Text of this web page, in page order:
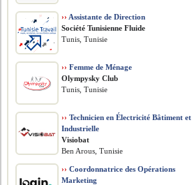
›› Assistante de Direction
Société Tunisienne Fluide
Tunis, Tunisie
›› Femme de Ménage
Olympysky Club
Tunis, Tunisie
›› Technicien en Électricité Bâtiment et
Industrielle
Visiobat
Ben Arous, Tunisie
›› Coordonnatrice des Opérations
Marketing